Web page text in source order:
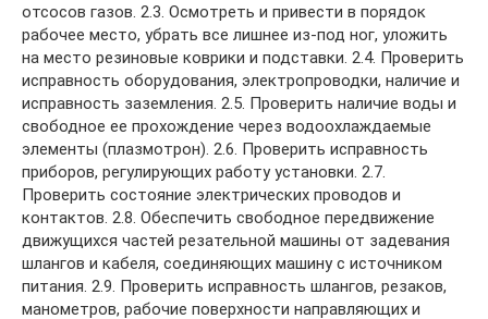
отсосов газов. 2.3. Осмотреть и привести в порядок
рабочее место, убрать все лишнее из-под ног, уложить
на место резиновые коврики и подставки. 2.4. Проверить
исправность оборудования, электропроводки, наличие и
исправность заземления. 2.5. Проверить наличие воды и
свободное ее прохождение через водоохлаждаемые
элементы (плазмотрон). 2.6. Проверить исправность
приборов, регулирующих работу установки. 2.7.
Проверить состояние электрических проводов и
контактов. 2.8. Обеспечить свободное передвижение
движущихся частей резательной машины от задевания
шлангов и кабеля, соединяющих машину с источником
питания. 2.9. Проверить исправность шлангов, резаков,
манометров, рабочие поверхности направляющих и